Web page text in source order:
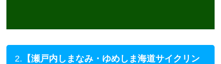
2. 【瀬戸内しまなみ・ゆめしま海道サイクリン